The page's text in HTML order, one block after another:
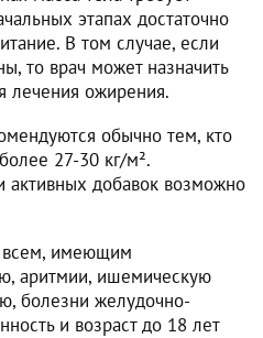
этапах достаточно
В том случае, если
то врач может назначить
лечения ожирения.
обычно тем, кто
27-30 кг/м².
активных добавок возможно
всем, имеющим
аритмии, ишемическую
болезни желудочно-
и возраст до 18 лет